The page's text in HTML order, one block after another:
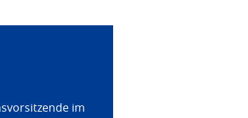
im